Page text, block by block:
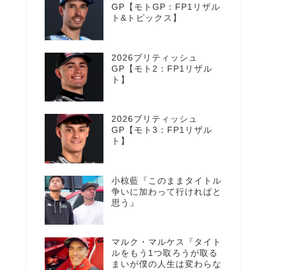
GP【モトGP：FP1リザル
ト&トピックス】
2026ブリティッシュ
GP【モト2：FP1リザル
ト】
2026ブリティッシュ
GP【モト3：FP1リザル
ト】
小椋藍『このままタイトル
争いに加わって行ければと
思う』
マルク・マルケス『タイト
ルをもう1つ取ろうが取る
まいが僕の人生は変わらな